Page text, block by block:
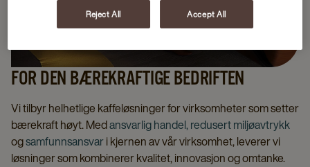
FOR DEN BÆREKRAFTIGE BEDRIFTEN
Vi tilbyr helhetlige kaffeløsninger for virksomheter som setter
bærekraft høyt. Medansvarlig handel,redusert miljøavtrykk
ogsamfunnsansvari kjernen av vår virksomhet, leverer vi
løsninger som kombinerer kvalitet, innovasjon og omtanke.
Reject All Accept All